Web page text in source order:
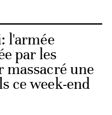
l'armée
par les
massacré une
ce week-end